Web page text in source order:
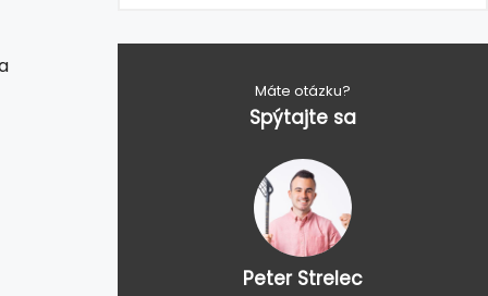
Máte otázku?
Spýtajte sa
Peter Strelec